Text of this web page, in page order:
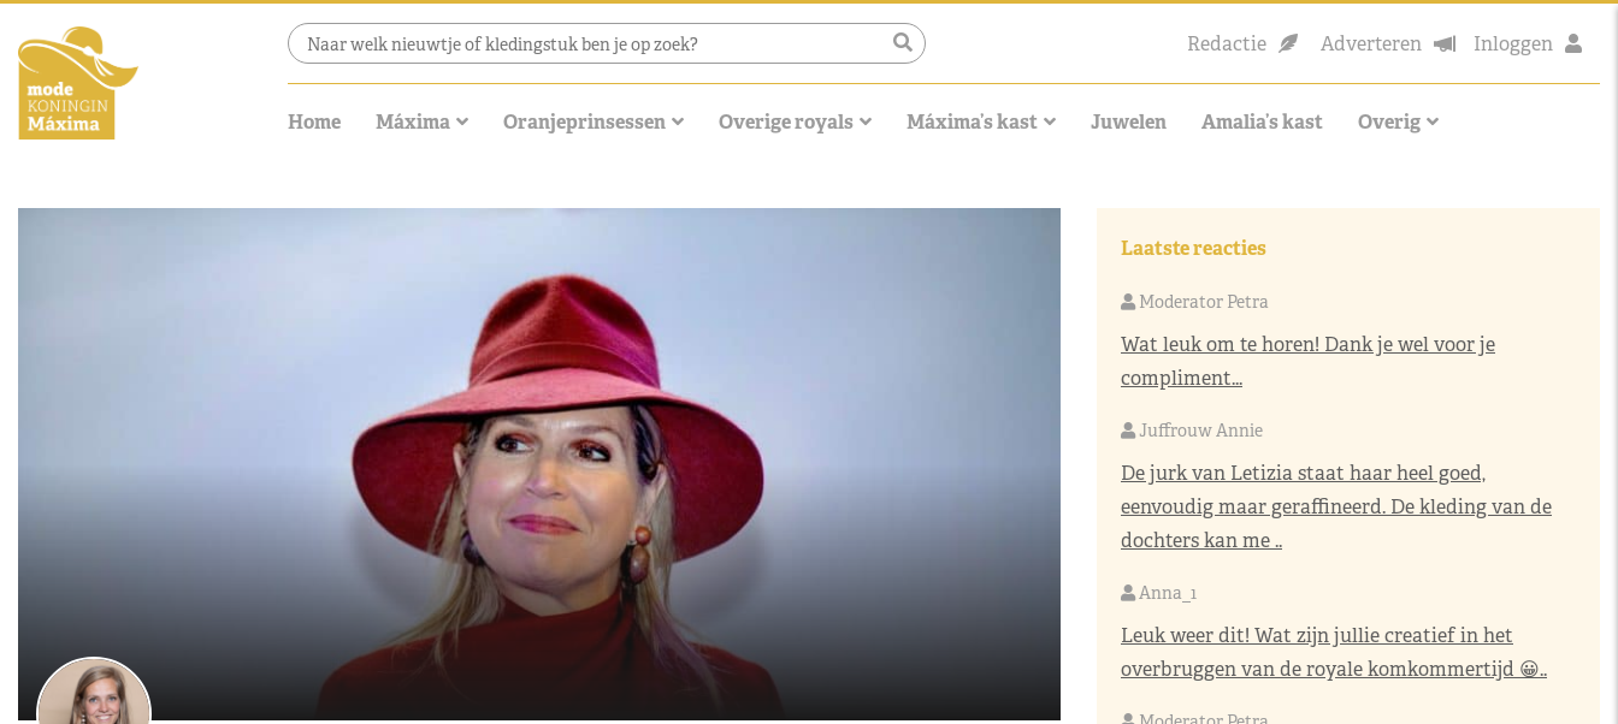
Redactie Adverteren Inloggen
Home Máxima Oranjeprinsessen Overige royals Máxima’s kast Juwelen Amalia’s kast Overig
Laatste reacties
Moderator Petra
Wat leuk om te horen! Dank je wel voor je
compliment...
Juffrouw Annie
De jurk van Letizia staat haar heel goed,
eenvoudig maar geraffineerd. De kleding van de
dochters kan me ..
Anna_1
Leuk weer dit! Wat zijn jullie creatief in het
overbruggen van de royale komkommertijd 😀..